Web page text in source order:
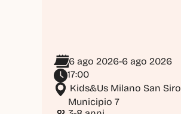
6 ago 2026-6 ago 2026
17:00
Kids&Us Milano San Siro
Municipio 7